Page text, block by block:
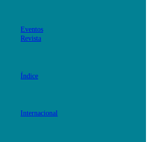
Eventos
Revista
Índice
Internacional